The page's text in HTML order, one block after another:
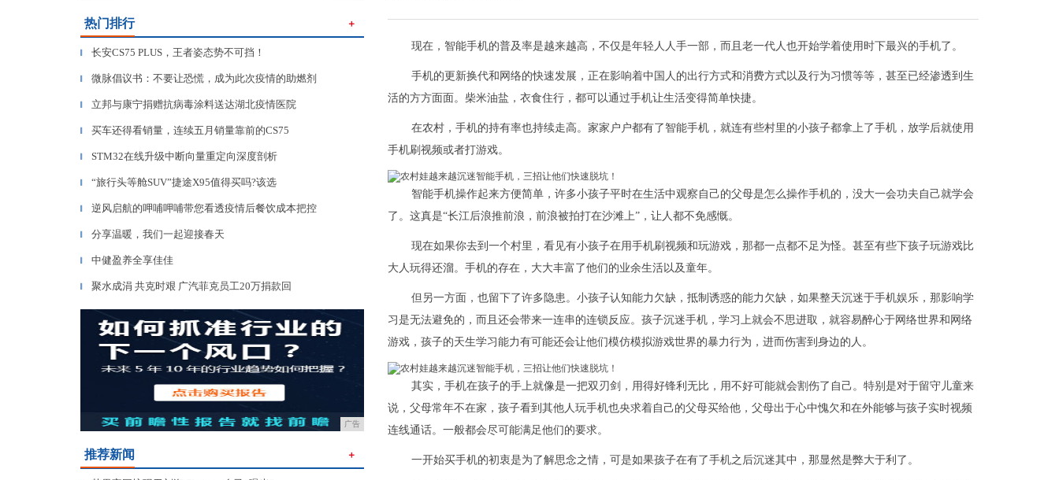
热门排行 ＋
▎ 长安CS75 PLUS，王者姿态势不可挡！
▎ 微脉倡议书：不要让恐慌，成为此次疫情的助燃剂
▎ 立邦与康宁捐赠抗病毒涂料送达湖北疫情医院
▎ 买车还得看销量，连续五月销量靠前的CS75
▎ STM32在线升级中断向量重定向深度剖析
▎ “旅行头等舱SUV”捷途X95值得买吗?该选
▎ 逆风启航的呷哺呷哺带您看透疫情后餐饮成本把控
▎ 分享温暖，我们一起迎接春天
▎ 中健盈养全享佳佳
▎ 聚水成涓 共克时艰 广汽菲克员工20万捐款回
广告
推荐新闻 ＋
现在，智能手机的普及率是越来越高，不仅是年轻人人手一部，而且老一代人也开始学着使用时下最兴的手机了。
手机的更新换代和网络的快速发展，正在影响着中国人的出行方式和消费方式以及行为习惯等等，甚至已经渗透到生
活的方方面面。柴米油盐，衣食住行，都可以通过手机让生活变得简单快捷。
在农村，手机的持有率也持续走高。家家户户都有了智能手机，就连有些村里的小孩子都拿上了手机，放学后就使用
手机刷视频或者打游戏。
智能手机操作起来方便简单，许多小孩子平时在生活中观察自己的父母是怎么操作手机的，没大一会功夫自己就学会
了。这真是“长江后浪推前浪，前浪被拍打在沙滩上”，让人都不免感慨。
现在如果你去到一个村里，看见有小孩子在用手机刷视频和玩游戏，那都一点都不足为怪。甚至有些下孩子玩游戏比
大人玩得还溜。手机的存在，大大丰富了他们的业余生活以及童年。
但另一方面，也留下了许多隐患。小孩子认知能力欠缺，抵制诱惑的能力欠缺，如果整天沉迷于手机娱乐，那影响学
习是无法避免的，而且还会带来一连串的连锁反应。孩子沉迷手机，学习上就会不思进取，就容易醉心于网络世界和网络
游戏，孩子的天生学习能力有可能还会让他们模仿模拟游戏世界的暴力行为，进而伤害到身边的人。
其实，手机在孩子的手上就像是一把双刃剑，用得好锋利无比，用不好可能就会割伤了自己。特别是对于留守儿童来
说，父母常年不在家，孩子看到其他人玩手机也央求着自己的父母买给他，父母出于心中愧欠和在外能够与孩子实时视频
连线通话。一般都会尽可能满足他们的要求。
一开始买手机的初衷是为了解思念之情，可是如果孩子在有了手机之后沉迷其中，那显然是弊大于利了。